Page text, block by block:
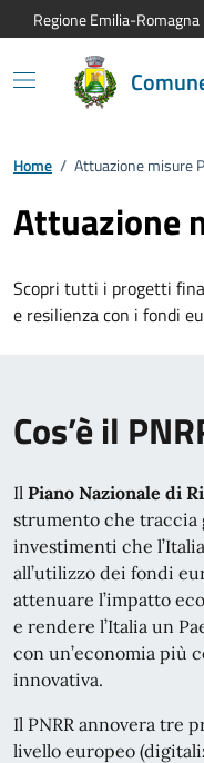
Vai al contenuto principale
Vai alla navigazione del sito
Vai al piede di pagina
Regione Emilia-Romagna
Home / Attuazione misure
Attuazione
Scopri tutti i progetti
e resilienza con i fondi
Cos’è il
Il Piano Nazionale di
strumento che
investimenti che
all’utilizzo dei fondi
attenuare l’impatto
e rendere l’Italia un
con un’economia più
innovativa.
Il PNRR annovera tre
livello europeo